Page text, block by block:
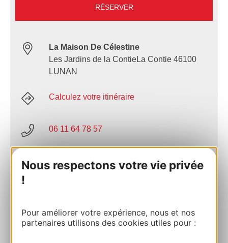
Nous respectons votre vie privée
!
Pour améliorer votre expérience, nous et nos
partenaires utilisons des cookies utiles pour :
RÉSERVER
La Maison De Célestine
Les Jardins de la ContieLa Contie 46100
LUNAN
Calculez votre itinéraire
06 11 64 78 57
E-mail
AJOUTER